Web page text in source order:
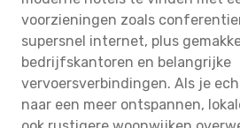
voorzieningen zoals
supersnel internet, plus
bedrijfskantoren en belangrijke
vervoersverbindingen. Als je
naar een meer ontspannen,